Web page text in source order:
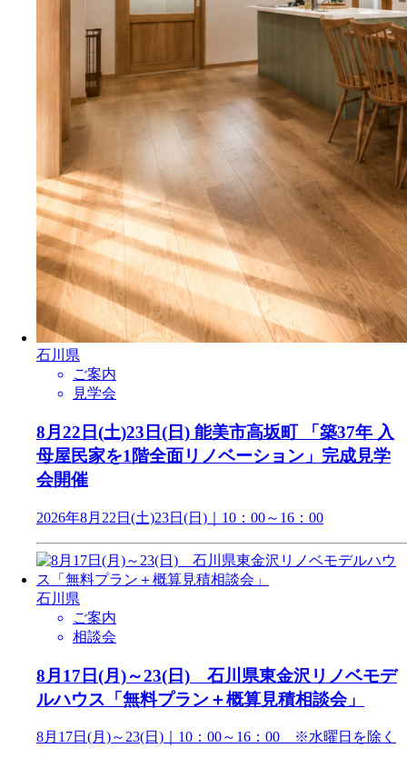
石川県
ご案内
見学会
8月22日(土)23日(日) 能美市高坂町 「築37年 入
母屋民家を1階全面リノベーション」完成見学
会開催
2026年8月22日(土)23日(日)｜10：00～16：00
石川県
ご案内
相談会
8月17日(月)～23(日) 石川県東金沢リノベモデ
ルハウス「無料プラン＋概算見積相談会」
8月17日(月)～23(日)｜10：00～16：00 ※水曜日を除く